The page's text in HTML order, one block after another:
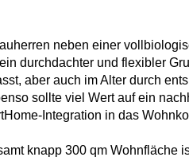
neben einer
durchdachter und flexibler
aber auch im Alter durch
sollte viel Wert auf ein
Integration in das
knapp 300 qm Wohnfläche